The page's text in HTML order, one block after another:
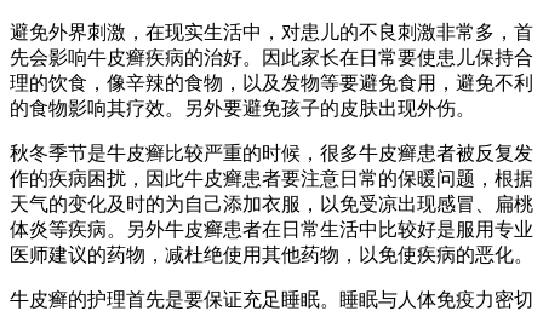
避免外界刺激，在现实生活中，对患儿的不良刺激非常多，首
先会影响牛皮癣疾病的治好。因此家长在日常要使患儿保持合
理的饮食，像辛辣的食物，以及发物等要避免食用，避免不利
的食物影响其疗效。另外要避免孩子的皮肤出现外伤。
秋冬季节是牛皮癣比较严重的时候，很多牛皮癣患者被反复发
作的疾病困扰，因此牛皮癣患者要注意日常的保暖问题，根据
天气的变化及时的为自己添加衣服，以免受凉出现感冒、扁桃
体炎等疾病。另外牛皮癣患者在日常生活中比较好是服用专业
医师建议的药物，减杜绝使用其他药物，以免使疾病的恶化。
牛皮癣的护理首先是要保证充足睡眠。睡眠与人体免疫力密切